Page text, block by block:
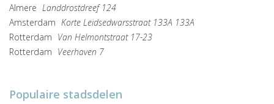
Almere Landdrostdreef 124
Amsterdam Korte Leidsedwarsstraat 133A 133A
Rotterdam Van Helmontstraat 17-23
Rotterdam Veerhaven 7
Populaire stadsdelen